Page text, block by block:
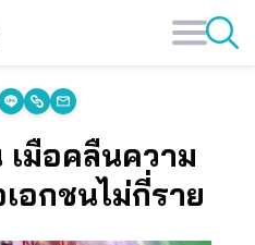
เมื่อคลื่นความ
อกชนไม่กี่ราย